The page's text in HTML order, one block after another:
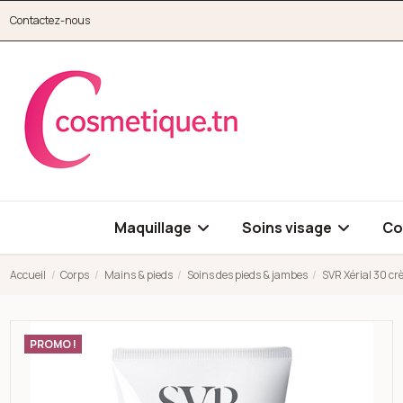
Contactez-nous
Maquillage Soins visage
Accueil Corps Mains & pieds Soins des pieds & jambes SVR Xérial 30
PROMO !
Open high resolution image of SVR Xérial 30 crème pieds 50ml